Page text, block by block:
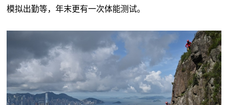
模拟出勤等，年末更有一次体能测试。